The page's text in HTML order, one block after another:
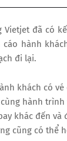
Vietjet đã có
cáo hành
đi lại.
khách có
hành
khác đến
cũng có thể